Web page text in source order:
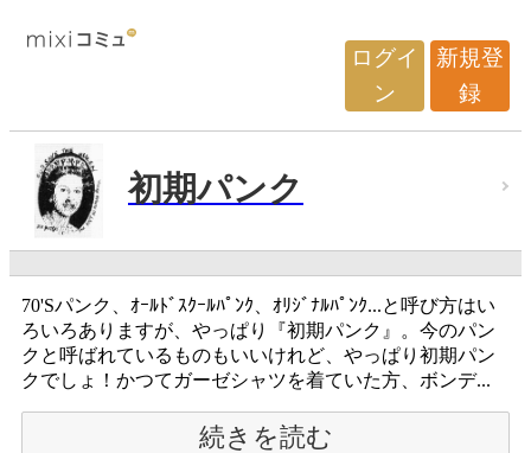
ログイ
ン
新規登
録
初期パンク
70'Sパンク、ｵｰﾙﾄﾞｽｸｰﾙﾊﾟﾝｸ、ｵﾘｼﾞﾅﾙﾊﾟﾝｸ...と呼び方はい
ろいろありますが、やっぱり『初期パンク』。今のパン
クと呼ばれているものもいいけれど、やっぱり初期パン
クでしょ！かつてガーゼシャツを着ていた方、ボンデ...
続きを読む